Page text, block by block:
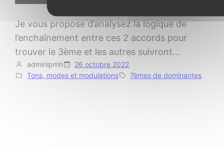
Je vous propose d’analysez la logique de
l’enchaînement entre ces 2 accords pour
trouver le 3ème et les autres suivront…
adminlpmh
26 octobre 2022
Tons, modes et modulations
7èmes de dominantes